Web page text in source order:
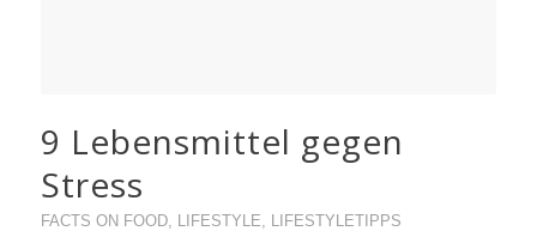
9 Lebensmittel gegen
Stress
FACTS ON FOOD, LIFESTYLE, LIFESTYLETIPPS